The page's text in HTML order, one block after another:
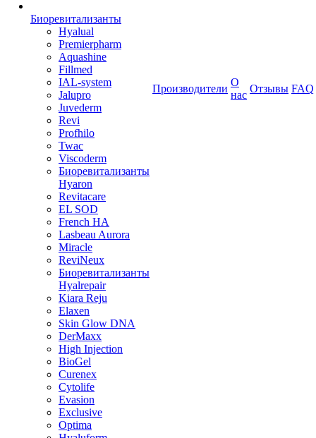
Биоревитализанты
Hyalual
Premierpharm
Aquashine
Fillmed
IAL-system
Jalupro
Juvederm
Revi
Profhilo
Twac
Viscoderm
Биоревитализанты
Hyaron
Revitacare
EL SOD
French HA
Lasbeau Aurora
Miracle
ReviNeux
Биоревитализанты
Hyalrepair
Kiara Reju
Elaxen
Skin Glow DNA
DerMaxx
High Injection
BioGel
Curenex
Cytolife
Evasion
Exclusive
Optima
Производители
О
нас
Отзывы FAQ